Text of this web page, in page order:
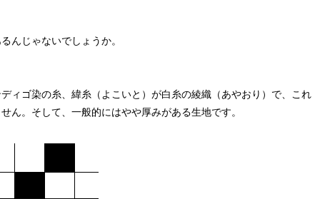
んじゃないでしょうか。
ィゴ染の糸、緯糸（よこいと）が白糸の綾織（あやおり）で、これ
ん。そして、一般的にはやや厚みがある生地です。